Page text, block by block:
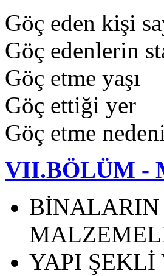
Göç eden kişi
Göç edenlerin
Göç etme yaşı
Göç ettiği yer
Göç etme nedeni
VII.BÖLÜM -
YAPI ŞEKLİ